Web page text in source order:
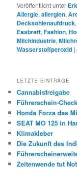
Veröffentlicht unter
Allergie,allergien,
Decksohlenaufdruck,
Essbrett,Fashion,
Milchindustrie,
Wasserstoffperoxid |
LETZTE EINTRÄGE
Cannabisfreigabe
Führerschein-
Honda Forza das
SEAT MO 125 in
Klimakleber
Die Zukunft des
Zeitenwende tut Not